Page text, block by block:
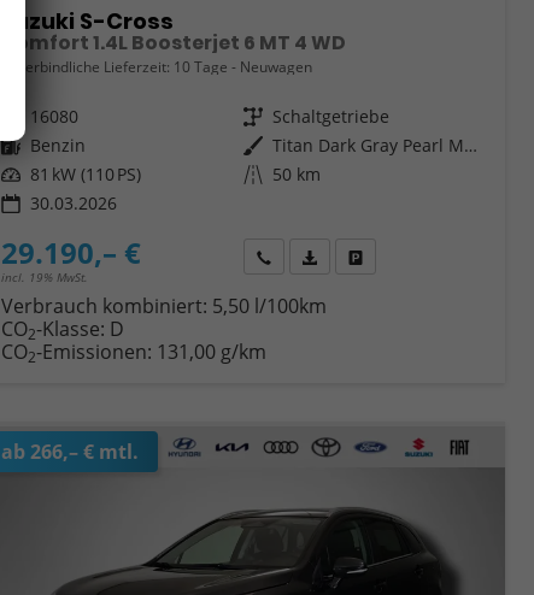
Suzuki S-Cross
Comfort 1.4L Boosterjet 6 MT 4 WD
unverbindliche Lieferzeit: 10 Tage Neuwagen
16080 Getriebe Schaltgetriebe
Kraftstoff Benzin Außenfarbe
Titan Dark Gray Pearl Metallic
Leistung 81 kW (110 PS) Kilometerstand 50 km
30.03.2026
29.190,– €
incl. 19% MwSt.
Wir rufen Sie an
Fahrzeugexposé (PDF)
Fahrzeug parken
Verbrauch kombiniert: 5,50 l/100km
CO2-Klasse: D
CO2-Emissionen: 131,00 g/km
ab 266,– € mtl.